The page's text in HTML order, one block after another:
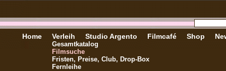
Home Verleih
Gesamtkatalog
Filmsuche
Fristen, Preise, Club, Drop-Box
Fernleihe
Studio Argento Filmcafé Shop